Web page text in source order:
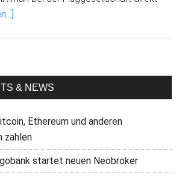
& NEWS
Ethereum und anderen
zahlen
startet neuen Neobroker